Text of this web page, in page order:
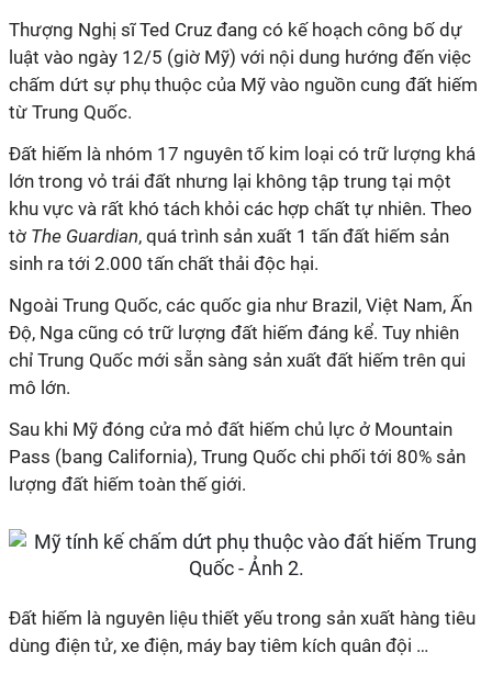
Thượng Nghị sĩ Ted Cruz đang có kế hoạch công bố dự
luật vào ngày 12/5 (giờ Mỹ) với nội dung hướng đến việc
chấm dứt sự phụ thuộc của Mỹ vào nguồn cung đất hiếm
từ Trung Quốc.
Đất hiếm là nhóm 17 nguyên tố kim loại có trữ lượng khá
lớn trong vỏ trái đất nhưng lại không tập trung tại một
khu vực và rất khó tách khỏi các hợp chất tự nhiên. Theo
tờ The Guardian, quá trình sản xuất 1 tấn đất hiếm sản
sinh ra tới 2.000 tấn chất thải độc hại.
Ngoài Trung Quốc, các quốc gia như Brazil, Việt Nam, Ấn
Độ, Nga cũng có trữ lượng đất hiếm đáng kể. Tuy nhiên
chỉ Trung Quốc mới sẵn sàng sản xuất đất hiếm trên qui
mô lớn.
Sau khi Mỹ đóng cửa mỏ đất hiếm chủ lực ở Mountain
Pass (bang California), Trung Quốc chi phối tới 80% sản
lượng đất hiếm toàn thế giới.
Đất hiếm là nguyên liệu thiết yếu trong sản xuất hàng tiêu
dùng điện tử, xe điện, máy bay tiêm kích quân đội …